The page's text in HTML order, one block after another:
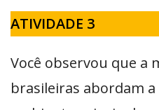
ATIVIDADE 3
Você observou que a
brasileiras abordam